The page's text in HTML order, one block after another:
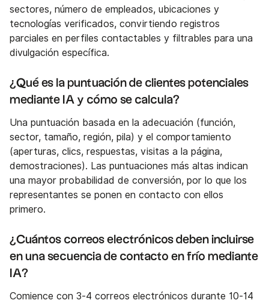
sectores, número de empleados, ubicaciones y
tecnologías verificados, convirtiendo registros
parciales en perfiles contactables y filtrables para una
divulgación específica.
¿Qué es la puntuación de clientes potenciales
mediante IA y cómo se calcula?
Una puntuación basada en la adecuación (función,
sector, tamaño, región, pila) y el comportamiento
(aperturas, clics, respuestas, visitas a la página,
demostraciones). Las puntuaciones más altas indican
una mayor probabilidad de conversión, por lo que los
representantes se ponen en contacto con ellos
primero.
¿Cuántos correos electrónicos deben incluirse
en una secuencia de contacto en frío mediante
IA?
Comience con 3-4 correos electrónicos durante 10-14